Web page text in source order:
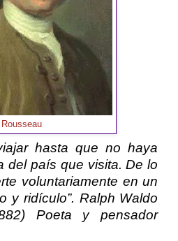
Rousseau
hasta que no haya
del país que visita. De lo
voluntariamente en un
y ridículo”. Ralph Waldo
Poeta y pensador